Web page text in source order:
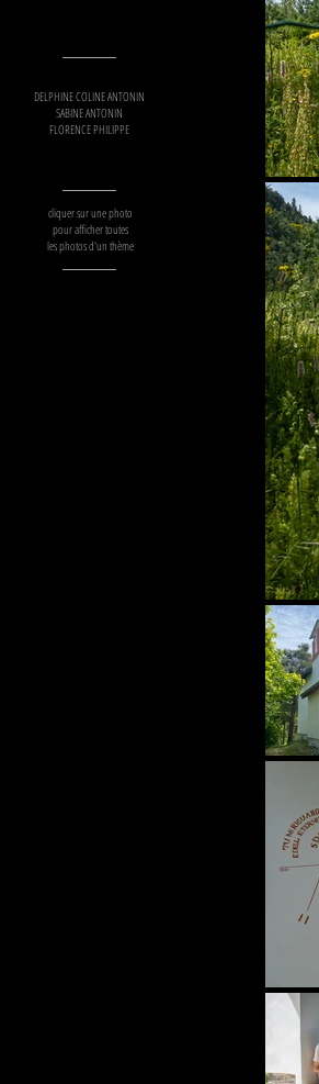
DELPHINE COLINE ANTONIN
SABINE ANTONIN
FLORENCE PHILIPPE
cliquer sur une photo
pour afficher toutes
les photos d'un thème